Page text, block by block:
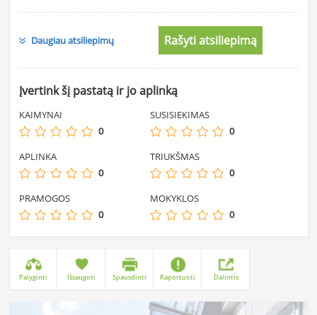
Daugiau atsiliepimų Rašyti atsiliepimą
Įvertink šį pastatą ir jo aplinką
KAIMYNAI
0
SUSISIEKIMAS
0
APLINKA
0
TRIUKŠMAS
0
PRAMOGOS
0
MOKYKLOS
0
Palyginti Išsaugoti Spausdinti Raportuoti Dalintis